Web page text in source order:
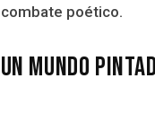
combate poético.
Un mundo